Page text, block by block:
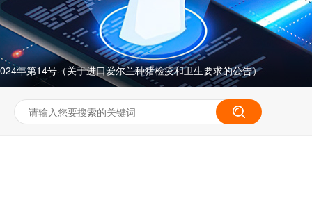
年第14号（关于进口爱尔兰种猪检疫和卫生要求的公告）